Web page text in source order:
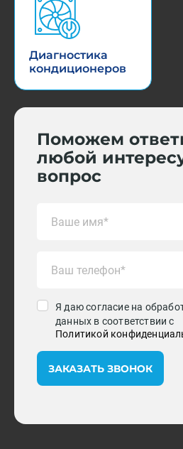
Диагностика
кондиционеров
Поможем
любой
вопрос
Я даю согласие на
данных в соответствии с
Политикой
ЗАКАЗАТЬ ЗВОНОК